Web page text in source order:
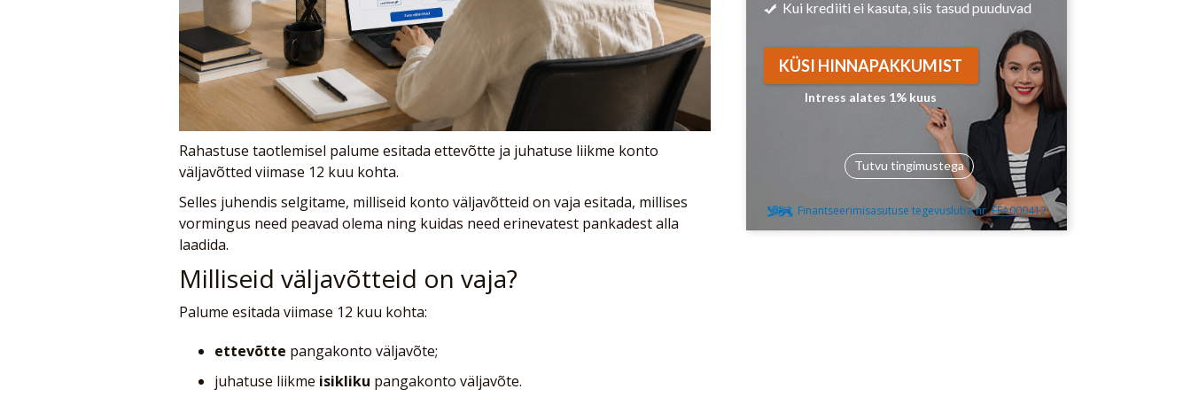
Rahastuse taotlemisel palume esitada ettevõtte ja juhatuse liikme konto
väljavõtted viimase 12 kuu kohta.
Selles juhendis selgitame, milliseid konto väljavõtteid on vaja esitada, millises
vormingus need peavad olema ning kuidas need erinevatest pankadest alla
laadida.
Milliseid väljavõtteid on vaja?
Palume esitada viimase 12 kuu kohta:
ettevõtte pangakonto väljavõte;
juhatuse liikme isikliku pangakonto väljavõte.
Kui krediiti ei kasuta, siis tasud puuduvad
KÜSI HINNAPAKKUMIST
Intress alates 1% kuus
Tutvu tingimustega
Finantseerimisasutuse tegevusluba nr.FFA000412